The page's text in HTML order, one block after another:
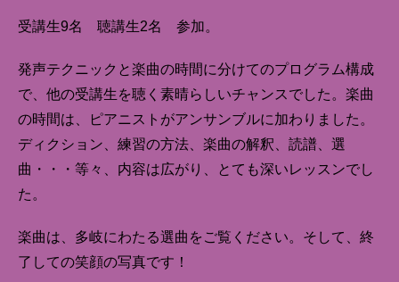
受講生9名 聴講生2名 参加。
発声テクニックと楽曲の時間に分けてのプログラム構成
で、他の受講生を聴く素晴らしいチャンスでした。楽曲
の時間は、ピアニストがアンサンブルに加わりました。
ディクション、練習の方法、楽曲の解釈、読譜、選
曲・・・等々、内容は広がり、とても深いレッスンでし
た。
楽曲は、多岐にわたる選曲をご覧ください。そして、終
了しての笑顔の写真です！